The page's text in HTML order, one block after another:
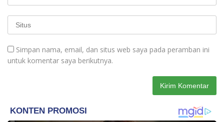
Simpan nama, email, dan situs web saya pada peramban ini
untuk komentar saya berikutnya.